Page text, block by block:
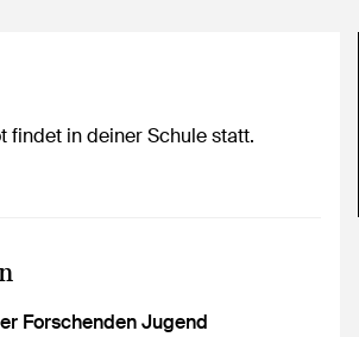
findet in deiner Schule statt.
Forschenden Jugend